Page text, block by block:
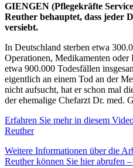
GIENGEN (Pflegekräfte
Reuther behauptet, dass jeder
versiebt.
In Deutschland sterben etwa
Operationen, Medikamenten
etwa 900.000 Todesfällen
eigentlich an einem Tod an der
nicht aufsucht, hat er schon mal
der ehemalige Chefarzt Dr. med.
Erfahren Sie mehr in diesem
Reuther
Weitere Informationen über die
Reuther können Sie hier abrufen